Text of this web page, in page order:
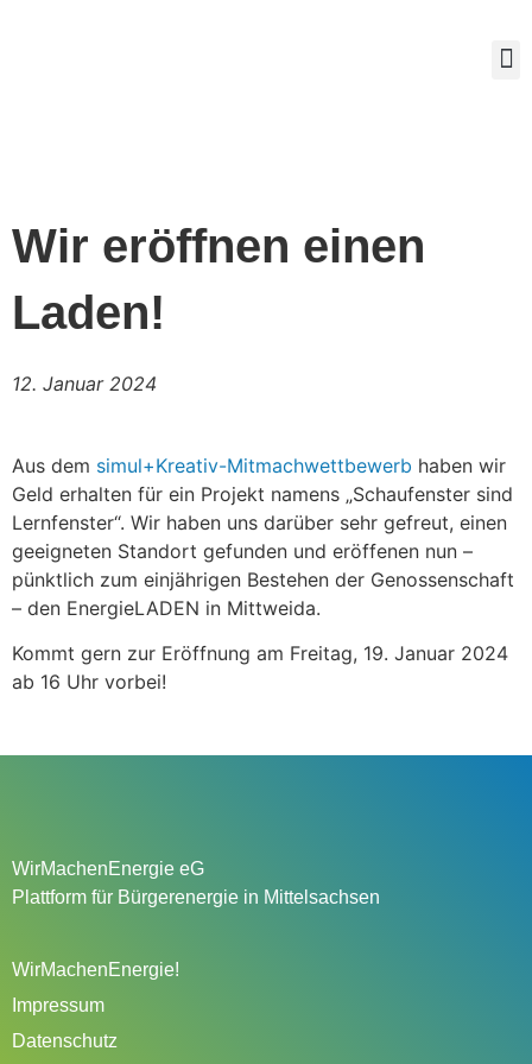
Wir eröffnen einen
Laden!
12. Januar 2024
Aus dem simul+Kreativ-Mitmachwettbewerb haben wir
Geld erhalten für ein Projekt namens „Schaufenster sind
Lernfenster“. Wir haben uns darüber sehr gefreut, einen
geeigneten Standort gefunden und eröffenen nun –
pünktlich zum einjährigen Bestehen der Genossenschaft
– den EnergieLADEN in Mittweida.
Kommt gern zur Eröffnung am Freitag, 19. Januar 2024
ab 16 Uhr vorbei!
WirMachenEnergie eG
Plattform für Bürgerenergie in Mittelsachsen
WirMachenEnergie!
Impressum
Datenschutz